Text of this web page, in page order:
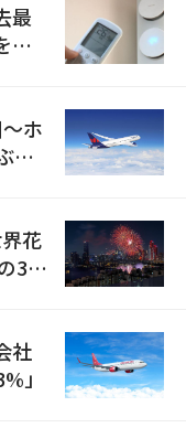
最
点
ホ
り
花
3カ
社
」